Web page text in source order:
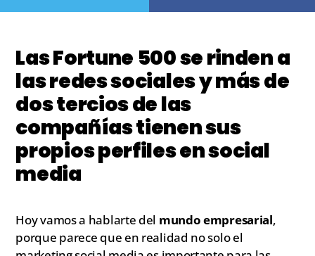
Las Fortune 500 se rinden a
las redes sociales y más de
dos tercios de las
compañías tienen sus
propios perfiles en social
media
Hoy vamos a hablarte del mundo empresarial,
porque parece que en realidad no solo el